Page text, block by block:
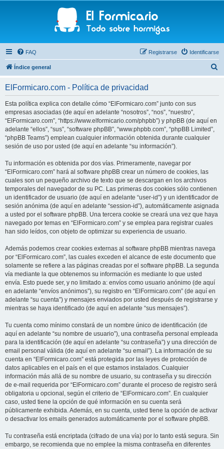
FAQ Identificarse
Registrarse
Índice general
ElFormicaro.com - Política de privacidad
Esta política explica con detalle cómo “ElFormicaro.com” junto con sus
empresas asociadas (de aquí en adelante “nosotros”, “nos”, “nuestro”,
“ElFormicaro.com”, “https://www.elformicario.com/phpbb”) y phpBB (de aquí en
adelante “ellos”, “sus”, “software phpBB”, “www.phpbb.com”, “phpBB Limited”,
“phpBB Teams”) emplean cualquier información obtenida durante cualquier
sesión de uso por usted (de aquí en adelante “su información”).
Tu información es obtenida por dos vías. Primeramente, navegar por
“ElFormicaro.com” hará al software phpBB crear un número de cookies, las
cuales son un pequeño archivo de texto que se descargan en los archivos
temporales del navegador de su PC. Las primeras dos cookies sólo contienen
un identificador de usuario (de aquí en adelante “user-id”) y un identificador de
sesión anónima (de aquí en adelante “session-id”), automáticamente asignada
a usted por el software phpBB. Una tercera cookie se creará una vez que haya
navegado por temas en “ElFormicaro.com” y se emplea para registrar cuales
han sido leídos, con objeto de optimizar su experiencia de usuario.
Además podemos crear cookies externas al software phpBB mientras navega
por “ElFormicaro.com”, las cuales exceden el alcance de este documento que
solamente se refiere a las páginas creadas por el software phpBB. La segunda
vía mediante la que obtenemos su información es mediante lo que usted
envía. Esto puede ser, y no limitado a: envíos como usuario anónimo (de aquí
en adelante “envíos anónimos”), su registro en “ElFormicaro.com” (de aquí en
adelante “su cuenta”) y mensajes enviados por usted después de registrarse y
mientras se haya identificado (de aquí en adelante “sus mensajes”).
Tu cuenta como mínimo constará de un nombre único de identificación (de
aquí en adelante “su nombre de usuario”), una contraseña personal empleada
para la identificación (de aquí en adelante “su contraseña”) y una dirección de
email personal válida (de aquí en adelante “su email”). La información de su
cuenta en “ElFormicaro.com” está protegida por las leyes de protección de
datos aplicables en el país en el que estamos instalados. Cualquier
información más allá de su nombre de usuario, su contraseña y su dirección
de e-mail requerida por “ElFormicaro.com” durante el proceso de registro será
obligatoria u opcional, según el criterio de “ElFormicaro.com”. En cualquier
caso, usted tiene la opción de qué información en su cuenta será
públicamente exhibida. Además, en su cuenta, usted tiene la opción de activar
o desactivar los emails generados automáticamente por el software phpBB.
Tu contraseña está encriptada (cifrado de una vía) por lo tanto está segura. Sin
embargo, se recomienda que no emplee la misma contraseña en diferentes